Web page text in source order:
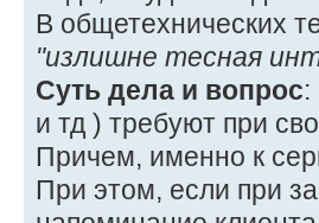
В общетехнических
"излишне тесная
Суть дела и вопрос:
и тд ) требуют при
Причем, именно к
При этом, если при